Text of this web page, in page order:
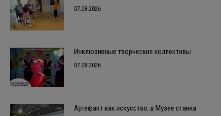
07.08.2026
Инклюзивные творческие коллективы
07.08.2026
Артефакт как искусство: в Музее станка